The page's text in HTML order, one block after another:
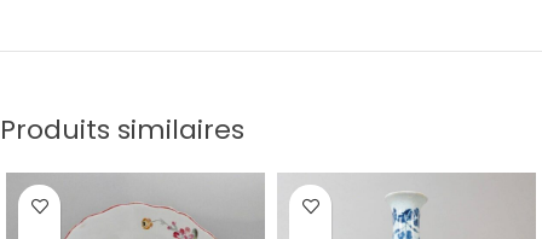
Produits similaires